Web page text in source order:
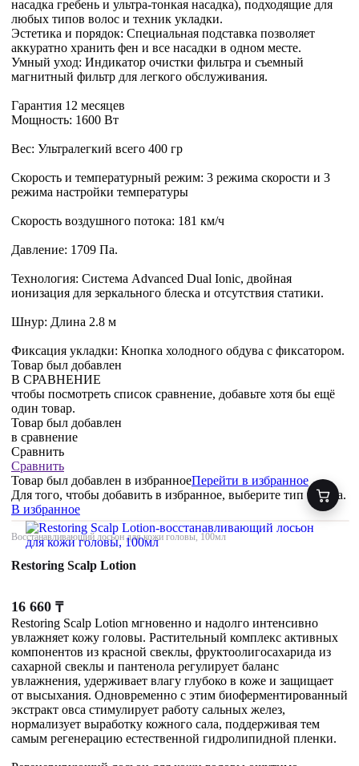
насадка гребень и ультра-тонкая насадка), подходящие для
любых типов волос и техник укладки.
Эстетика и порядок: Специальная подставка позволяет
аккуратно хранить фен и все насадки в одном месте.
Умный уход: Индикатор очистки фильтра и съемный
магнитный фильтр для легкого обслуживания.
Гарантия 12 месяцев
Мощность: 1600 Вт
Вес: Ультралегкий всего 400 гр
Скорость и температурный режим: 3 режима скорости и 3
режима настройки температуры
Скорость воздушного потока: 181 км/ч
Давление: 1709 Па.
Технология: Система Advanced Dual Ionic, двойная
ионизация для зеркального блеска и отсутствия статики.
Шнур: Длина 2.8 м
Фиксация укладки: Кнопка холодного обдува с фиксатором.
Товар был добавлен
В СРАВНЕНИЕ
чтобы посмотреть список сравнение, добавьте хотя бы ещё
один товар.
Товар был добавлен
в сравнение
Сравнить
Сравнить
Товар был добавлен в избранноеПерейти в избранное
Для того, чтобы добавить в избранное, выберите тип товара.
В избранное
Восстанавливающий лосьон для кожи головы, 100мл
Restoring Scalp Lotion
16 660 ₸
Restoring Scalp Lotion мгновенно и надолго интенсивно
увлажняет кожу головы. Растительный комплекс активных
компонентов из красной свеклы, фруктоолигосахарида из
сахарной свеклы и пантенола регулирует баланс
увлажнения, удерживает влагу глубоко в коже и защищает
от высыхания. Одновременно с этим биоферментированный
экстракт овса стимулирует работу сальных желез,
нормализует выработку кожного сала, поддерживая тем
самым регенерацию естественной гидролипидной пленки.